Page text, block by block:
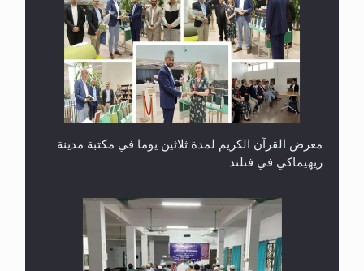
معرض القرآن الكريم لمدة ثلاثين يوما في مكتبة مدينة
ريهيماكي في فنلند